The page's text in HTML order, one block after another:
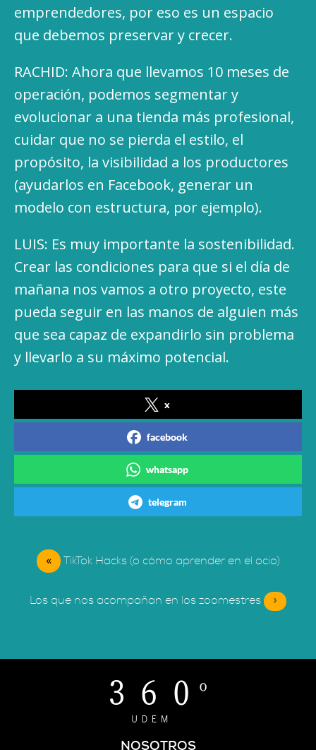
emprendedores, por eso es un espacio
que debemos preservar y crecer.
RACHID: Ahora que llevamos 10 meses de
operación, podemos segmentar y
evolucionar a una tienda más profesional,
cuidar que no se pierda el estilo, el
propósito, la visibilidad a los productores
(ayudarlos en Facebook, generar un
modelo con estructura, por ejemplo).
LUIS: Es muy importante la sostenibilidad.
Crear las condiciones para que si el día de
mañana nos vamos a otro proyecto, este
pueda seguir en las manos de alguien más
que sea capaz de expandirlo sin problema
y llevarlo a su máximo potencial.
x
facebook
whatsapp
telegram
« TikTok Hacks (o cómo aprender en el ocio)
Los que nos acompañan en los zoomestres »
NOSOTROS